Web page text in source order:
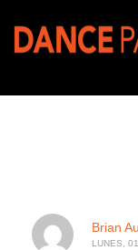
Brian
LUNES,